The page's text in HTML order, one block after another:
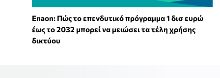
Enaon: Πώς το επενδυτικό πρόγραμμα 1 δισ ευρώ
έως το 2032 μπορεί να μειώσει τα τέλη χρήσης
δικτύου